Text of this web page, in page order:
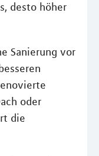
desto höher
Sanierung vor
oder
die